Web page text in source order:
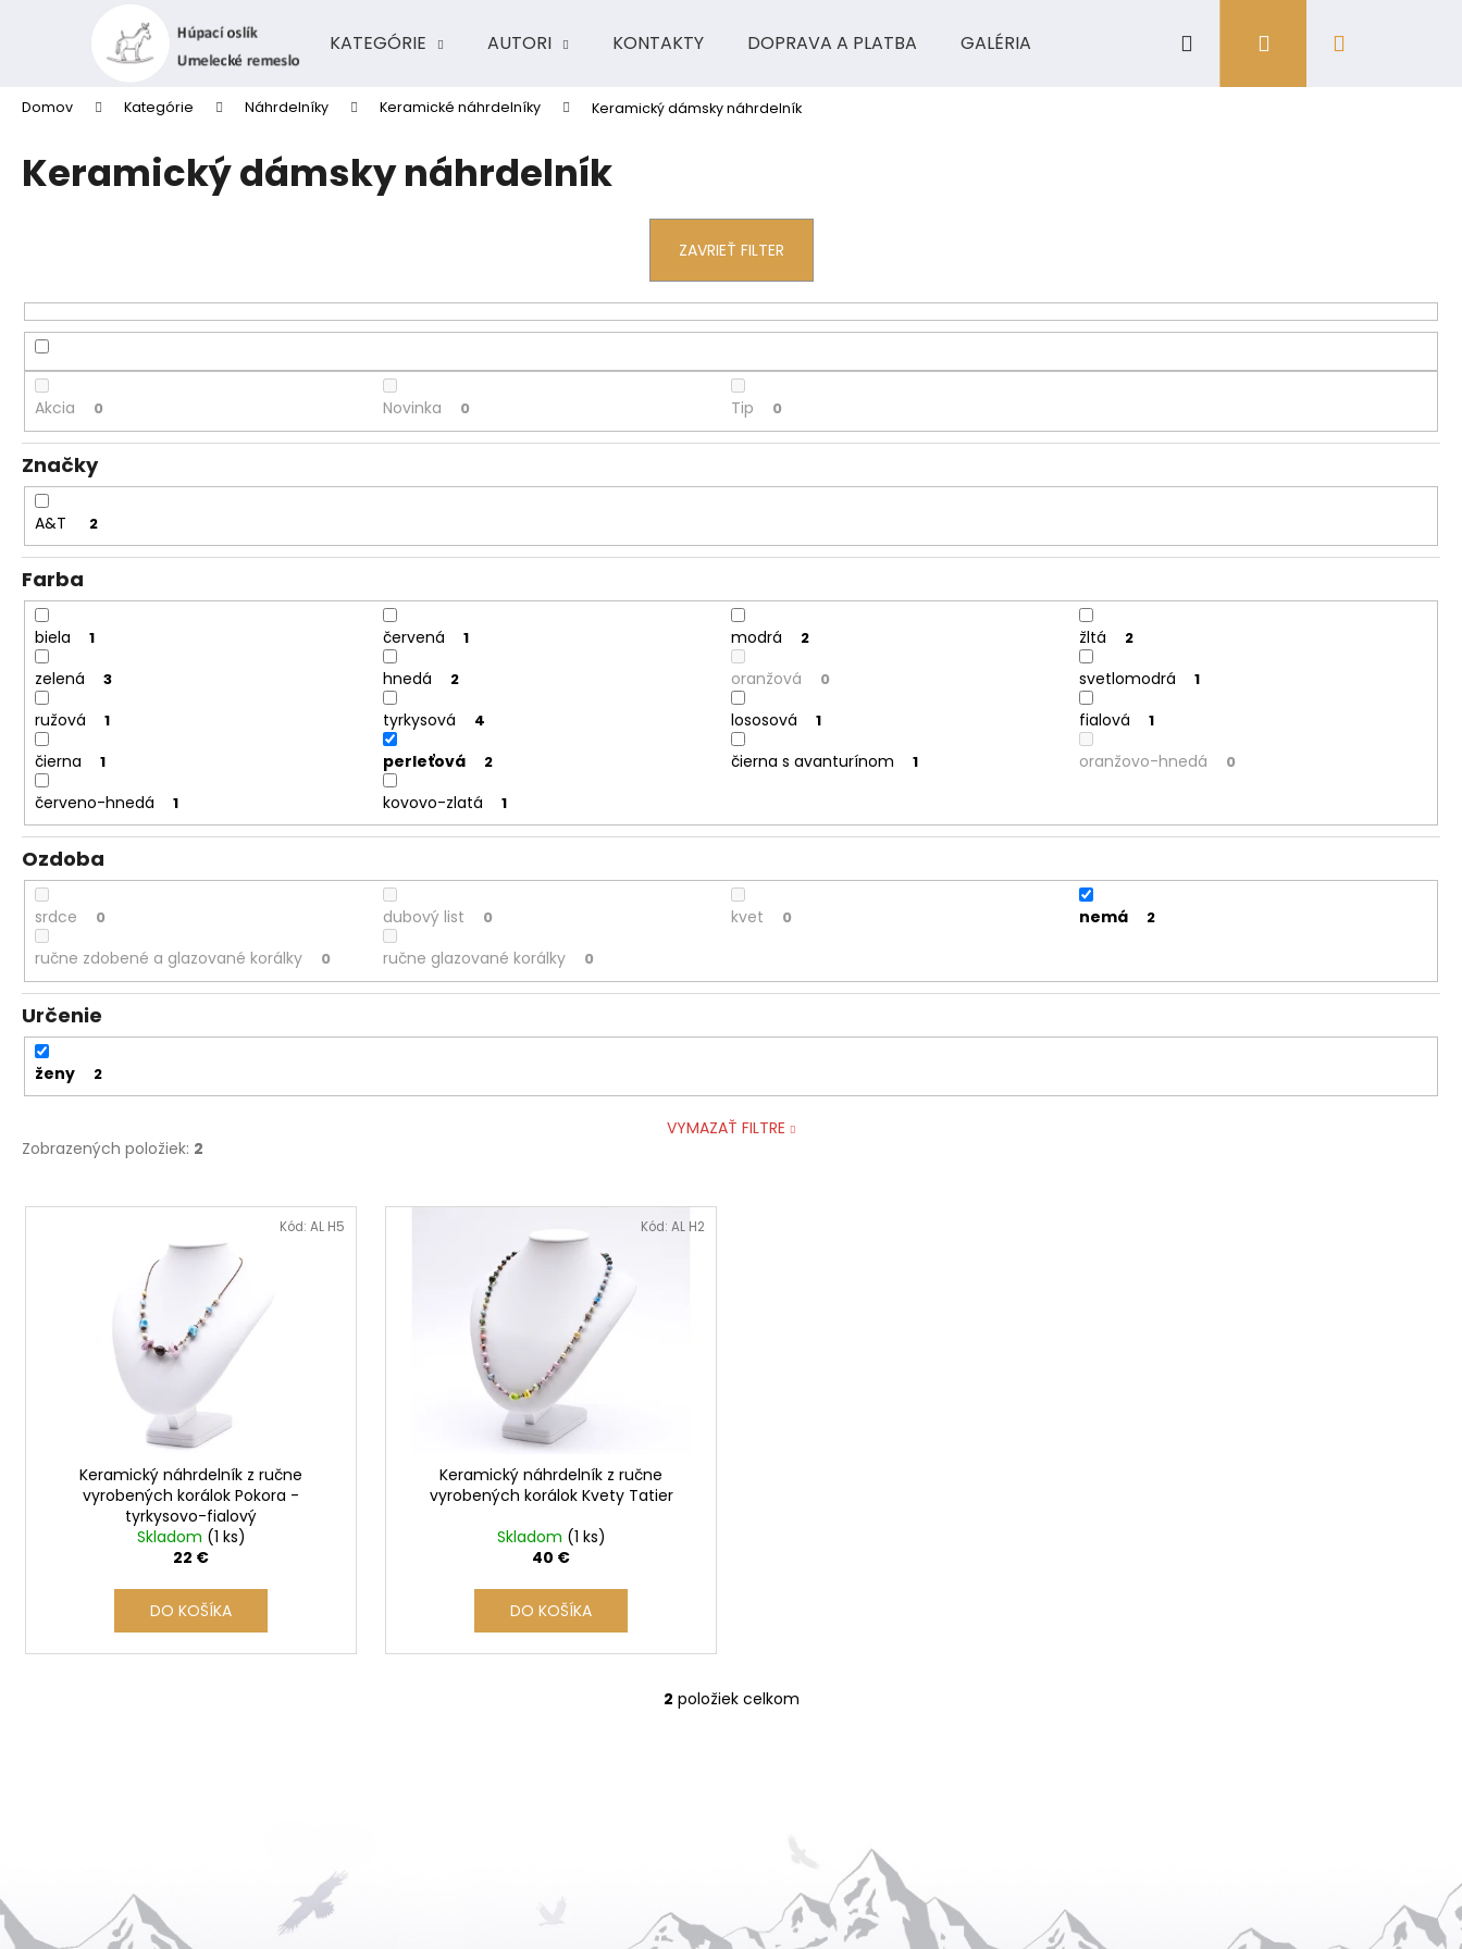
KATEGÓRIE AUTORI KONTAKTY DOPRAVA A PLATBA GALÉRIA Hľadať Prihlásenie
Domov Kategórie Náhrdelníky Keramické náhrdelníky Keramický dámsky náhrdelník
Keramický dámsky náhrdelník
ZAVRIEŤ FILTER
Akcia 0 Novinka 0 Tip 0
Značky
A&T 2
Farba
biela 1 červená 1 modrá 2 žltá 2
zelená 3 hnedá 2 oranžová 0 svetlomodrá 1
ružová 1 tyrkysová 4 lososová 1 fialová 1
čierna 1 perleťová 2 čierna s avanturínom 1 oranžovo-hnedá 0
červeno-hnedá 1 kovovo-zlatá 1
Ozdoba
srdce 0 dubový list 0 kvet 0 nemá 2
ručne zdobené a glazované korálky 0 ručne glazované korálky 0
Určenie
ženy 2
VYMAZAŤ FILTRE
Zobrazených položiek: 2
V
Keramický náhrdelník z ručne
vyrobených korálok Pokora -
tyrkysovo-fialový
Skladom (1 ks)
22 €
DO KOŠÍKA
Kód: AL H5
Keramický náhrdelník z ručne
vyrobených korálok Kvety Tatier
Skladom (1 ks)
40 €
DO KOŠÍKA
Kód: AL H2
O
p
2 položiek celkom
Späť
obchodu
Späť
obchodu
Čo potrebujete nájsť?
Odporúčame